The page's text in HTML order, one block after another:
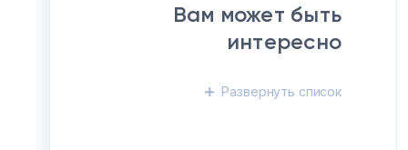
Вам может быть
интересно
Развернуть список